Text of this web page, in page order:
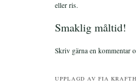
eller ris.
Smaklig måltid!
Skriv gärna en kommentar
UPPLAGD AV FIA